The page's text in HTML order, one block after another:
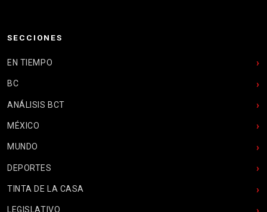
SECCIONES
EN TIEMPO
BC
ANÁLISIS BCT
MÉXICO
MUNDO
DEPORTES
TINTA DE LA CASA
LEGISLATIVO